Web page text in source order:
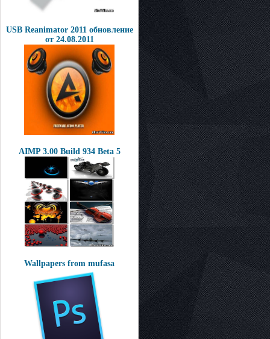
USB Reanimator 2011 обновление
от 24.08.2011
AIMP 3.00 Build 934 Beta 5
Wallpapers from mufasa